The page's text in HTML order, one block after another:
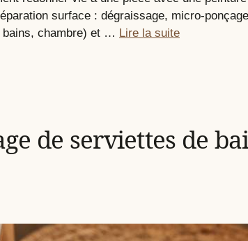
surface : dégraissage, micro-
bains, chambre) et … Lire la suite
de serviettes de